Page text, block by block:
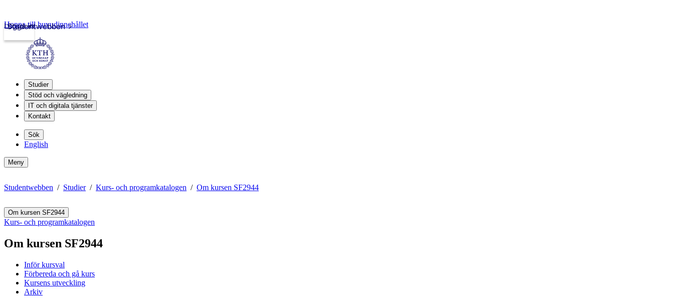
Studentwebben
Logga in
Hoppa till huvudinnehållet
Studier
Stöd och vägledning
IT och digitala tjänster
Kontakt
Sök
English
Meny
Studentwebben Studier Kurs- och programkatalogen Om kursen SF2944
Om kursen SF2944
Kurs- och programkatalogen
Om kursen SF2944
Inför kursval
Förbereda och gå kurs
Kursens utveckling
Arkiv